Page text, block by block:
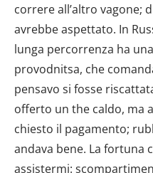
correre all’altro vagone;
avrebbe aspettato. In
lunga percorrenza ha
provodnitsa, che
pensavo si fosse
offerto un the caldo, ma
chiesto il pagamento;
andava bene. La fortuna
assistermi: